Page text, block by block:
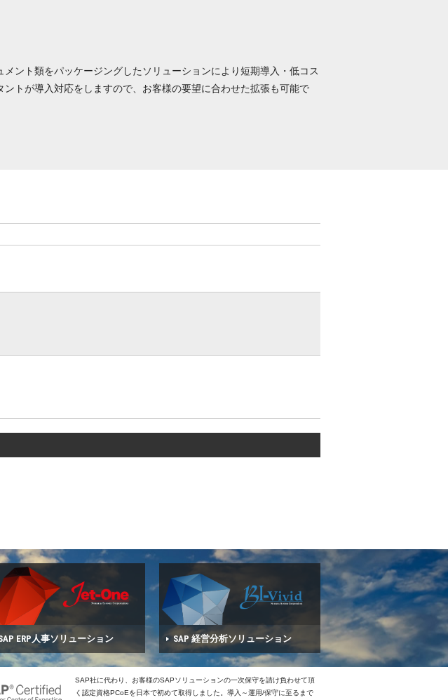
ント類をパッケージングしたソリューションにより短期導入・低コス
ントが導入対応をしますので、お客様の要望に合わせた拡張も可能で
ERP人事ソリューション SAP 経営分析ソリューション
SAP社に代わり、お客様のSAPソリューションの一次保守を請け負わせて頂
く認定資格PCoEを日本で初めて取得しました。導入～運用/保守に至るまで